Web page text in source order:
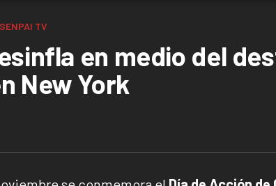
SENPAI TV
en medio del
New York